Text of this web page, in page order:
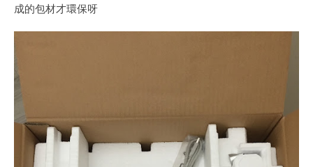
成的包材才環保呀